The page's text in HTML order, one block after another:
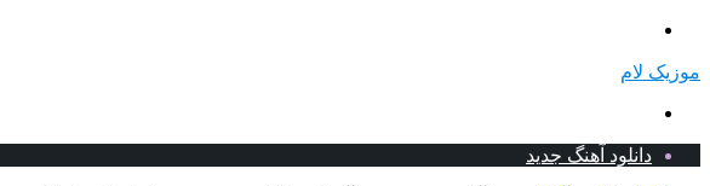
موزیک لام
دانلود آهنگ جدید